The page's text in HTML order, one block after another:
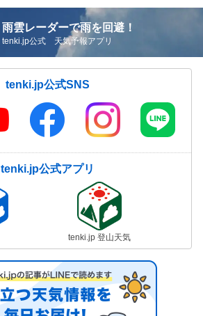
雨雲レーダーで雨を回避！
tenki.jp公式 天気予報アプリ
tenki.jp公式SNS
tenki.jp公式アプリ
tenki.jp 登山天気